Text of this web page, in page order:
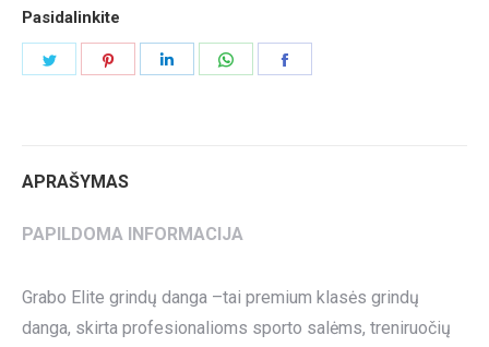
Pasidalinkite
APRAŠYMAS
PAPILDOMA INFORMACIJA
Grabo Elite grindų danga –tai premium klasės grindų
danga, skirta profesionalioms sporto salėms, treniruočių